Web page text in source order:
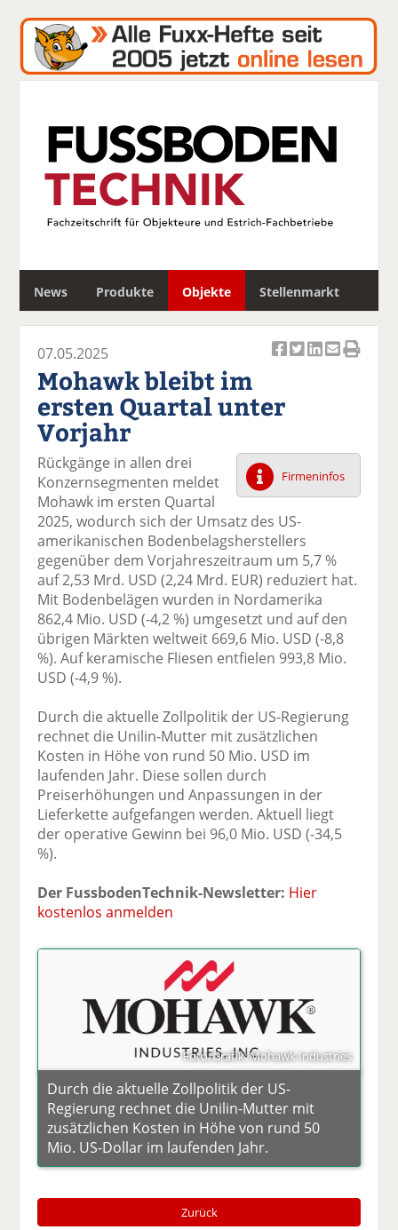
News Produkte Objekte Stellenmarkt
c
k
uf
F
ac
e
b
o
o
k
te
il
e
wi
tt
er
n
uf
Li
n
di
n
te
il
e
n
er
E
m
v
er
n
d
e
ck
e
07.05.2025
Mohawk bleibt im
ersten Quartal unter
Vorjahr
Firmeninfos
Rückgänge in allen drei
Konzernsegmenten meldet
Mohawk im ersten Quartal
2025, wodurch sich der Umsatz des US-
amerikanischen Bodenbelagsherstellers
gegenüber dem Vorjahreszeitraum um 5,7 %
auf 2,53 Mrd. USD (2,24 Mrd. EUR) reduziert hat.
Mit Bodenbelägen wurden in Nordamerika
862,4 Mio. USD (-4,2 %) umgesetzt und auf den
übrigen Märkten weltweit 669,6 Mio. USD (-8,8
%). Auf keramische Fliesen entfielen 993,8 Mio.
USD (-4,9 %).
Durch die aktuelle Zollpolitik der US-Regierung
rechnet die Unilin-Mutter mit zusätzlichen
Kosten in Höhe von rund 50 Mio. USD im
laufenden Jahr. Diese sollen durch
Preiserhöhungen und Anpassungen in der
Lieferkette aufgefangen werden. Aktuell liegt
der operative Gewinn bei 96,0 Mio. USD (-34,5
%).
Der FussbodenTechnik-Newsletter: Hier
kostenlos anmelden
Foto/Grafik: Mohawk Industries
Durch die aktuelle Zollpolitik der US-
Regierung rechnet die Unilin-Mutter mit
zusätzlichen Kosten in Höhe von rund 50
Mio. US-Dollar im laufenden Jahr.
Zurück